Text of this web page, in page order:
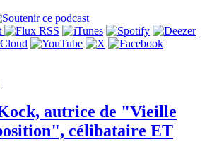
autrice de "Vieille
célibataire ET